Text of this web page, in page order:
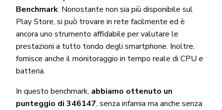
Benchmark. Nonostante non sia più disponibile sul
Play Store, si può trovare in rete facilmente ed è
ancora uno strumento affidabile per valutare le
prestazioni a tutto tondo degli smartphone. Inoltre,
fornisce anche il monitoraggio in tempo reale di CPU e
batteria.
In questo benchmark, abbiamo ottenuto un
punteggio di 346147, senza infamia ma anche senza